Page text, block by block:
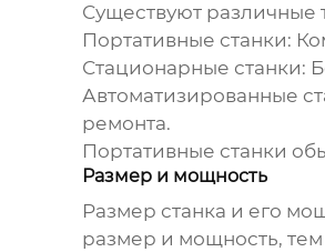
Существуют различные
Портативные станки:
Стационарные станки:
Автоматизированные
ремонта.
Портативные станки
Размер и мощность
Размер станка и его
размер и мощность,